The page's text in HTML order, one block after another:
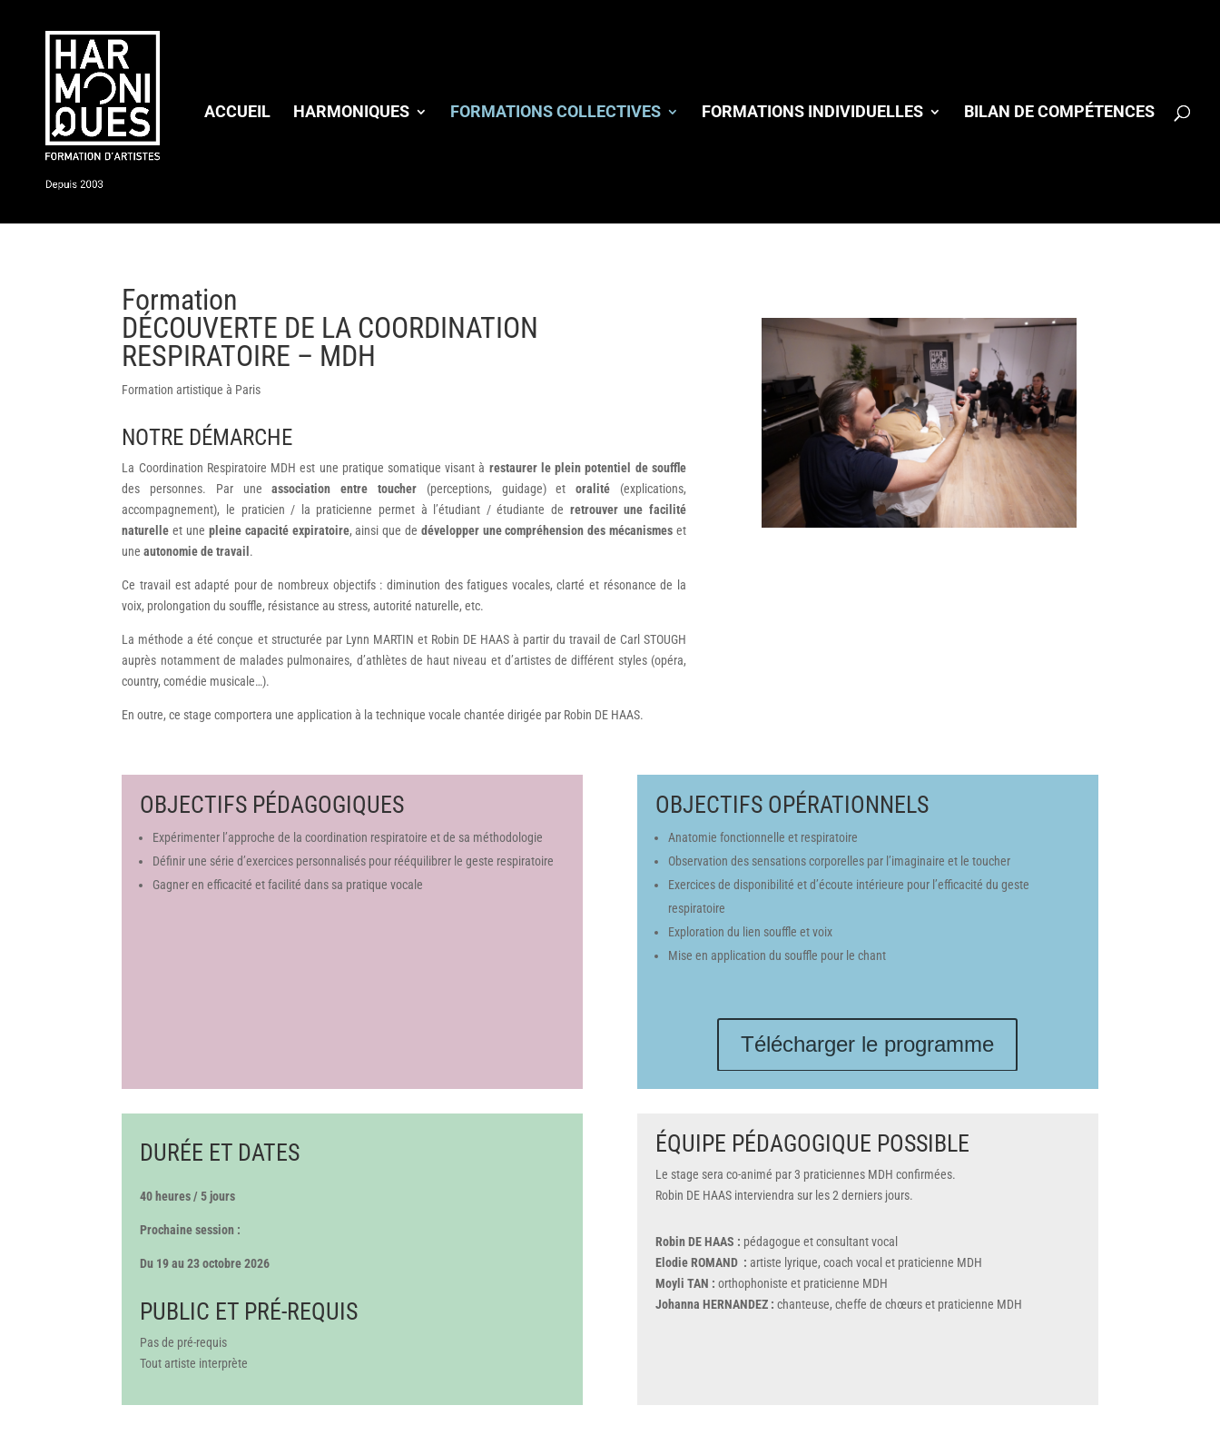
ACCUEIL HARMONIQUES FORMATIONS COLLECTIVES FORMATIONS INDIVIDUELLES BILAN DE COMPÉTENCES
Formation
DÉCOUVERTE DE LA COORDINATION
RESPIRATOIRE – MDH
Formation artistique à Paris
NOTRE DÉMARCHE
La Coordination Respiratoire MDH est une pratique somatique visant à restaurer le plein potentiel de souffle
des personnes. Par uneassociation entre toucher (perceptions, guidage) etoralité (explications,
accompagnement), le praticien / la praticienne permet à l’étudiant / étudiante de retrouver une facilité
naturelle et une pleine capacité expiratoire, ainsi que de développer une compréhension des mécanismes et
uneautonomie de travail .
Ce travail est adapté pour de nombreux objectifs : diminution des fatigues vocales, clarté et résonance de la
voix, prolongation du souffle, résistance au stress, autorité naturelle, etc.
La méthode a été conçue et structurée par Lynn MARTIN et Robin DE HAAS à partir du travail de Carl STOUGH
auprès notamment de malades pulmonaires, d’athlètes de haut niveau et d’artistes de différent styles (opéra,
country, comédie musicale…).
En outre, ce stage comportera une application à la technique vocale chantée dirigée par Robin DE HAAS.
OBJECTIFS PÉDAGOGIQUES
Expérimenter l’approche de la coordination respiratoire et de sa méthodologie
Définir une série d’exercices personnalisés pour rééquilibrer le geste respiratoire
Gagner en efficacité et facilité dans sa pratique vocale
OBJECTIFS OPÉRATIONNELS
Anatomie fonctionnelle et respiratoire
Observation des sensations corporelles par l’imaginaire et le toucher
Exercices de disponibilité et d’écoute intérieure pour l’efficacité du geste
respiratoire
Exploration du lien souffle et voix
Mise en application du souffle pour le chant
Télécharger le programme
DURÉE ET DATES
40 heures / 5 jours
Prochaine session :
Du 19 au 23 octobre 2026
PUBLIC ET PRÉ-REQUIS
Pas de pré-requis
Tout artiste interprète
ÉQUIPE PÉDAGOGIQUE POSSIBLE
Le stage sera co-animé par 3 praticiennes MDH confirmées.
Robin DE HAAS interviendra sur les 2 derniers jours.
Robin DE HAAS : pédagogue et consultant vocal
Elodie ROMAND : artiste lyrique, coach vocal et praticienne MDH
Moyli TAN : orthophoniste et praticienne MDH
Johanna HERNANDEZ : chanteuse, cheffe de chœurs et praticienne MDH